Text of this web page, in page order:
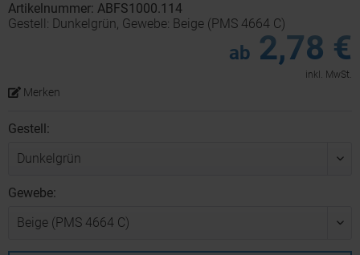
Artikelnummer: ABFS1000.114
Gestell: Dunkelgrün, Gewebe: Beige (PMS 4664 C)
ab 2,78 €
inkl. MwSt.
Merken
Gestell:
Gewebe: